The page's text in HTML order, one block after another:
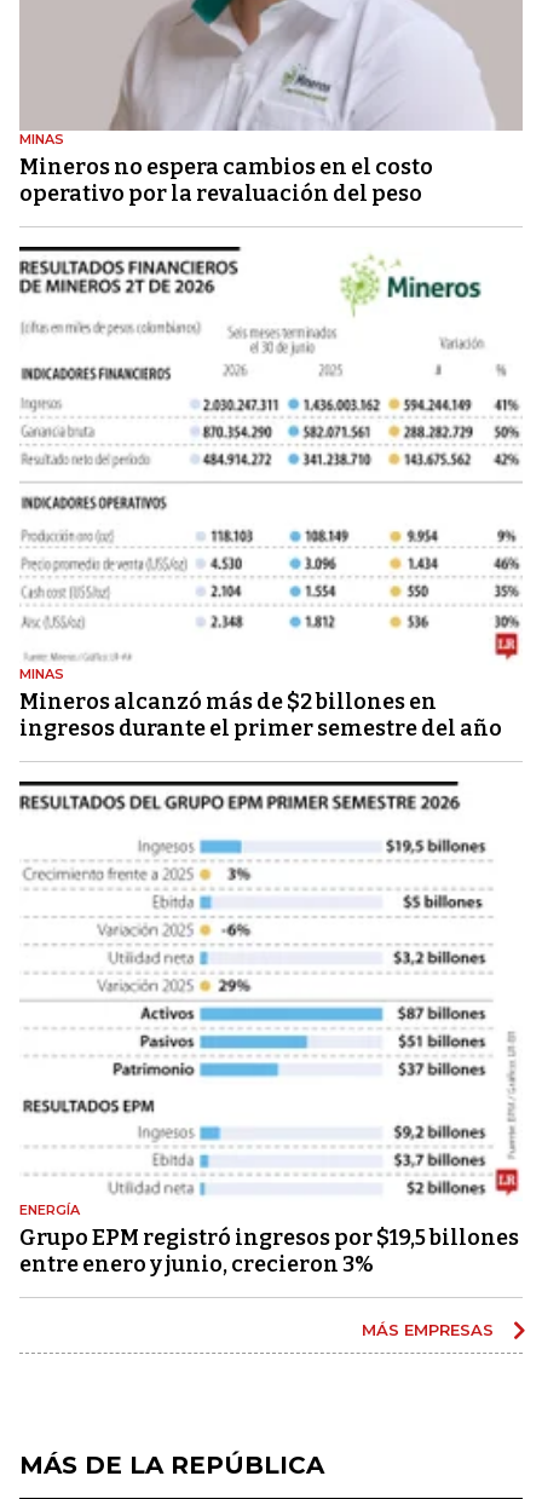
MINAS
Mineros no espera cambios en el costo
operativo por la revaluación del peso
MINAS
Mineros alcanzó más de $2 billones en
ingresos durante el primer semestre del año
ENERGÍA
Grupo EPM registró ingresos por $19,5 billones
entre enero y junio, crecieron 3%
MÁS EMPRESAS
MÁS DE LA REPÚBLICA